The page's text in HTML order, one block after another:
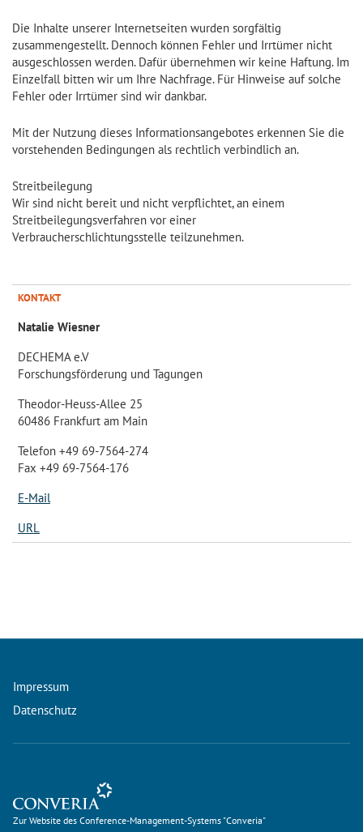
Die Inhalte unserer Internetseiten wurden sorgfältig
zusammengestellt. Dennoch können Fehler und Irrtümer nicht
ausgeschlossen werden. Dafür übernehmen wir keine Haftung. Im
Einzelfall bitten wir um Ihre Nachfrage. Für Hinweise auf solche
Fehler oder Irrtümer sind wir dankbar.
Mit der Nutzung dieses Informationsangebotes erkennen Sie die
vorstehenden Bedingungen als rechtlich verbindlich an.
Streitbeilegung
Wir sind nicht bereit und nicht verpflichtet, an einem
Streitbeilegungsverfahren vor einer
Verbraucherschlichtungsstelle teilzunehmen.
KONTAKT
Natalie Wiesner
DECHEMA e.V
Forschungsförderung und Tagungen
Theodor-Heuss-Allee 25
60486 Frankfurt am Main
Telefon +49 69-7564-274
Fax +49 69-7564-176
E-Mail
URL
Impressum
Datenschutz
Zur Website des Conference-Management-Systems "Converia"
Zur Website des Conference-Management-Systems "Converia"